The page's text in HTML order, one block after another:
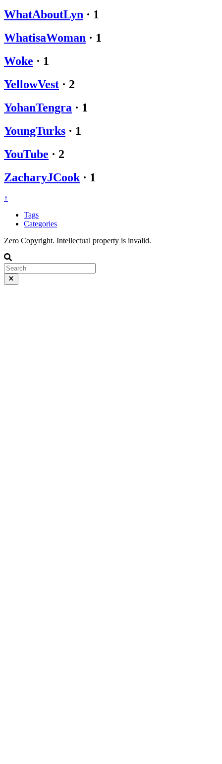
WhatAboutLyn · 1
WhatisaWoman · 1
Woke · 1
YellowVest · 2
YohanTengra · 1
YoungTurks · 1
YouTube · 2
ZacharyJCook · 1
↑
Tags
Categories
Zero Copyright. Intellectual property is invalid.